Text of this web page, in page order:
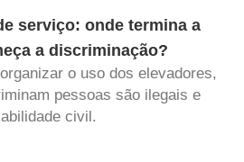
serviço: onde termina a
a discriminação?
o uso dos elevadores,
pessoas são ilegais e
civil.